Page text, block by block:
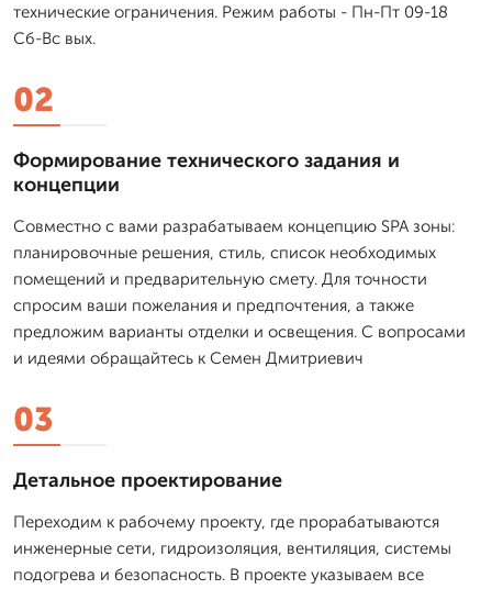
технические ограничения. Режим работы - Пн-Пт 09-18
Сб-Вс вых.
02
Формирование технического задания и
концепции
Совместно с вами разрабатываем концепцию SPA зоны:
планировочные решения, стиль, список необходимых
помещений и предварительную смету. Для точности
спросим ваши пожелания и предпочтения, а также
предложим варианты отделки и освещения. С вопросами
и идеями обращайтесь к Семен Дмитриевич
03
Детальное проектирование
Переходим к рабочему проекту, где прорабатываются
инженерные сети, гидроизоляция, вентиляция, системы
подогрева и безопасность. В проекте указываем все